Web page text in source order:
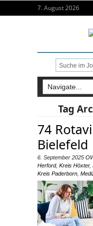
7. August 2026
Tag
74
Bielefeld
6. September 2025
Herford, Kreis Höxter,
Kreis Paderborn